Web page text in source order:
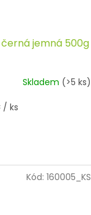
jemná 500g
Skladem (>5 ks)
/ ks
Kód: 160005_KS